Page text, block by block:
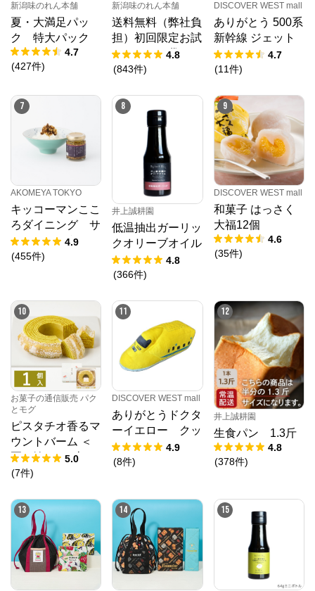
新潟味のれん本舗
夏・大満足パッ
ク 特大パック
4.7
(427件)
新潟味のれん本舗
送料無料（弊社負
担）初回限定お試
しセット 袋
4.8
(843件)
DISCOVER WEST mall
ありがとう 500系
新幹線 ジェット
ストリーム４＆１
4.7
(11件)
7
AKOMEYA TOKYO
キッコーマンここ
ろダイニング サ
クサクしょうゆア
ーモンド ペッパ
4.9
(455件)
8
井上誠耕園
低温抽出ガーリッ
クオリーブオイル
64g
4.8
(366件)
9
DISCOVER WEST mall
和菓子 はっさく
大福12個
4.6
(35件)
10
お菓子の通信販売 パク
とモグ
ピスタチオ香るマ
ウントバーム ＜
夏の輪＞ 1山
5.0
(7件)
11
DISCOVER WEST mall
ありがとうドクタ
ーイエロー クッ
ション
4.9
(8件)
12
井上誠耕園
生食パン 1.3斤
4.8
(378件)
13 14 15